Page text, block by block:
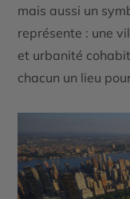
mais aussi un
représente : une
et urbanité
chacun un lieu